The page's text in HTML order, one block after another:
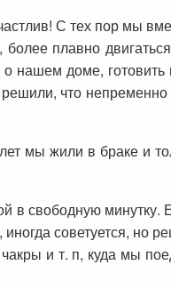
С тех пор мы
плавно
нашем доме,
что
мы жили в браке и
в свободную минутку.
советуется, но
и т. п, куда мы